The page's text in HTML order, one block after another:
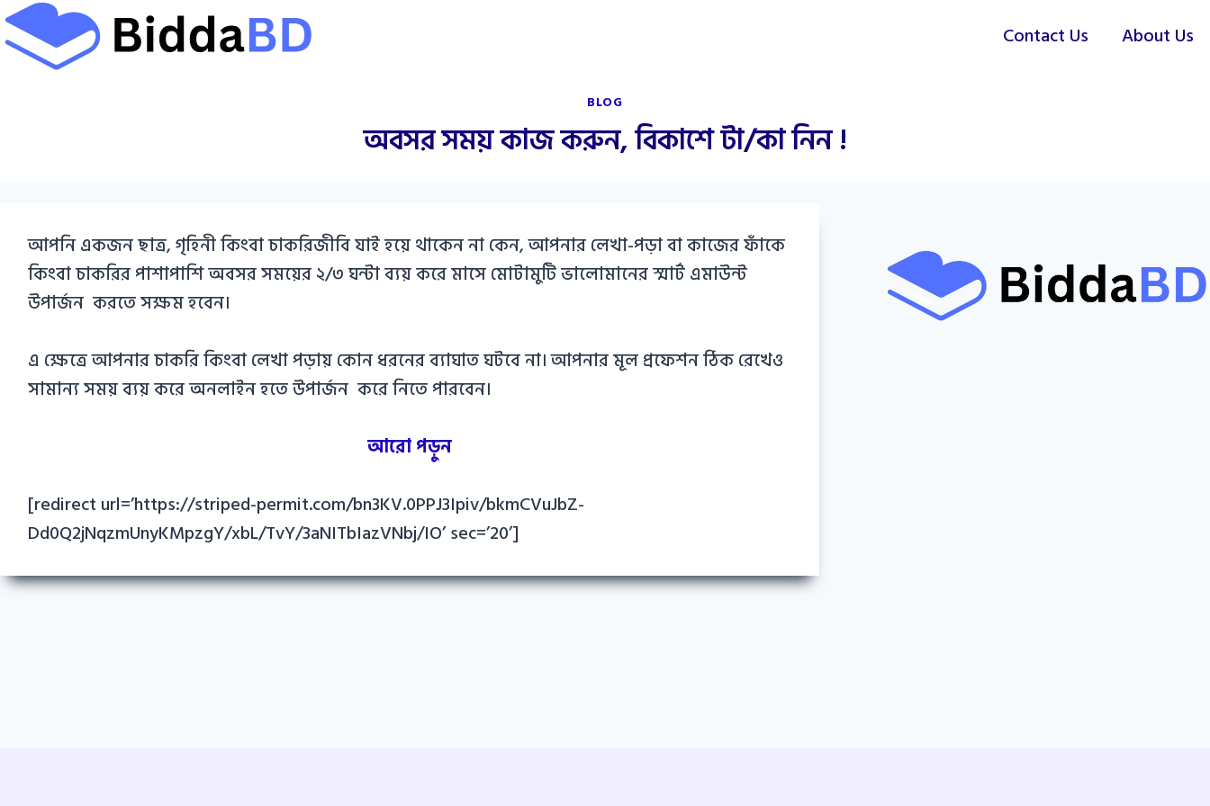
Skip
to
content
Contact Us About Us
BLOG
অবসর সময় কাজ করুন, বিকাশে টা/কা নিন !
আপনি একজন ছাত্র, গৃহিনী কিংবা চাকরিজীবি যাই হয়ে থাকেন না কেন, আপনার লেখা-পড়া বা কাজের ফাঁকে
কিংবা চাকরির পাশাপাশি অবসর সময়ের ২/৩ ঘন্টা ব্যয় করে মাসে মোটামুটি ভালোমানের স্মার্ট এমাউন্ট
উপার্জন করতে সক্ষম হবেন।
এ ক্ষেত্রে আপনার চাকরি কিংবা লেখা পড়ায় কোন ধরনের ব্যাঘাত ঘটবে না। আপনার মূল প্রফেশন ঠিক রেখেও
সামান্য সময় ব্যয় করে অনলাইন হতে উপার্জন করে নিতে পারবেন।
আরো পড়ুন
[redirect url=’https://striped-permit.com/bn3KV.0PPJ3Ipiv/bkmCVuJbZ-
Dd0Q2jNqzmUnyKMpzgY/xbL/TvY/3aNITbIazVNbj/IO’ sec=’20’]